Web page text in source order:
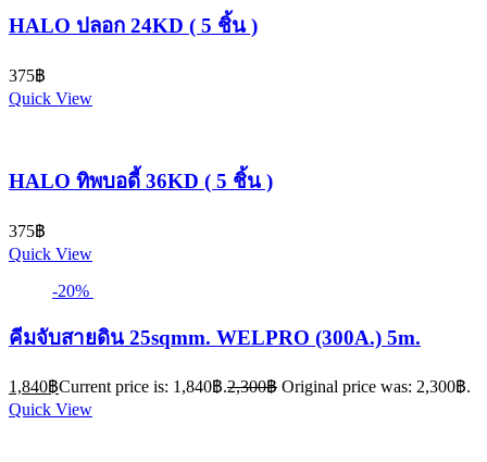
HALO ปลอก 24KD ( 5 ชิ้น )
375฿
Quick View
HALO ทิพบอดี้ 36KD ( 5 ชิ้น )
375฿
Quick View
-20%
คีมจับสายดิน 25sqmm. WELPRO (300A.) 5m.
1,840฿Current price is: 1,840฿.2,300฿ Original price was: 2,300฿.
Quick View